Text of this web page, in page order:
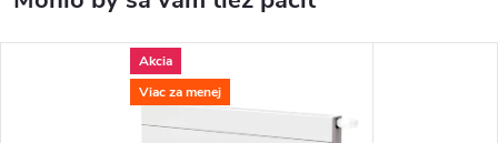
Akcia
Viac za menej